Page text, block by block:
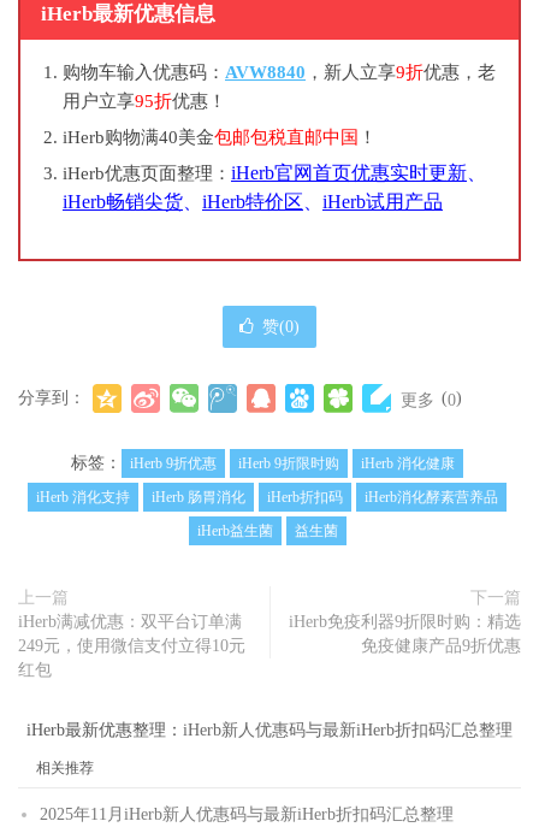
iHerb最新优惠信息
购物车输入优惠码： AVW8840 ，新人立享9折优惠，老
用户立享95折优惠！
iHerb购物满40美金包邮包税直邮中国 ！
iHerb优惠页面整理： iHerb官网首页优惠实时更新
iHerb畅销尖货
iHerb特价区 iHerb试用产品
赞(0)
分享到： 更多 (0)
标签： iHerb 9折优惠 iHerb 9折限时购
iHerb 消化健康
iHerb 消化支持
iHerb 肠胃消化 iHerb折扣码
iHerb消化酵素营养品
iHerb益生菌
益生菌
上一篇
iHerb满减优惠：双平台订单满
249元，使用微信支付立得10元
红包
下一篇
iHerb免疫利器9折限时购：精选
免疫健康产品9折优惠
iHerb最新优惠整理： iHerb新人优惠码与最新iHerb折扣码汇总整理
相关推荐
2025年11月iHerb新人优惠码与最新iHerb折扣码汇总整理